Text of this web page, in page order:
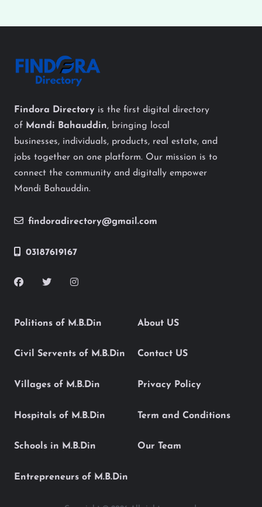
Findora Directory is the first digital directory
of Mandi Bahauddin, bringing local
businesses, individuals, products, real estate, and
jobs together on one platform. Our mission is to
connect the community and digitally empower
Mandi Bahauddin.
findoradirectory@gmail.com
03187619167
Politions of M.B.Din
Civil Servents of M.B.Din
Villages of M.B.Din
Hospitals of M.B.Din
Schools in M.B.Din
Entrepreneurs of M.B.Din
About US
Contact US
Privacy Policy
Term and Conditions
Our Team